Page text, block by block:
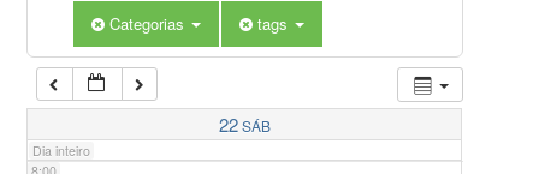
Categorias tags
22SÁB
Dia inteiro
7:00